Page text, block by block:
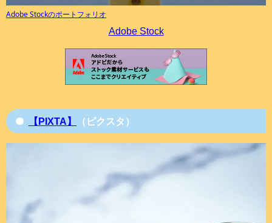
Adobe Stockのポートフォリオ
Adobe Stock
【PIXTA】 （ピクスタ）